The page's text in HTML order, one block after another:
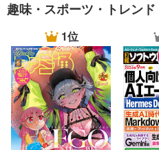
あらすじを表示する
フォトコン2024年10
1,048円 (税込)
あらすじを表示する
フォトコン2024年9
趣味・スポーツ・トレン
1位